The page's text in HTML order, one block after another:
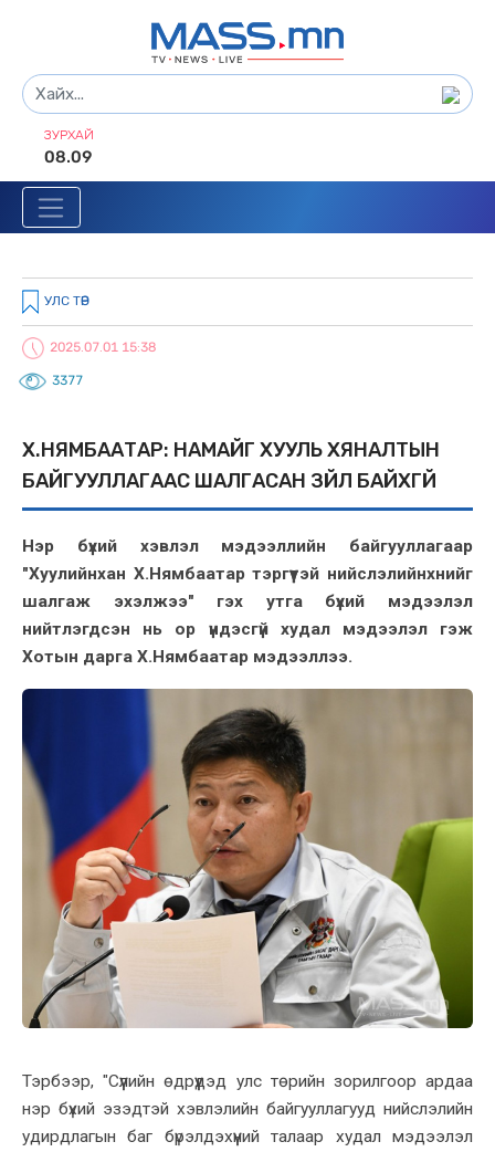
ЗУРХАЙ
08.09
УЛС ТӨР
2025.07.01 15:38
3377
Х.НЯМБААТАР: НАМАЙГ ХУУЛЬ ХЯНАЛТЫН
БАЙГУУЛЛАГААС ШАЛГАСАН ЗҮЙЛ БАЙХГҮЙ
Нэр бүхий хэвлэл мэдээллийн байгууллагаар
"Хуулийнхан Х.Нямбаатар тэргүүтэй нийслэлийнхнийг
шалгаж эхэлжээ" гэх утга бүхий мэдээлэл
нийтлэгдсэн нь ор үндэсгүй худал мэдээлэл гэж
Хотын дарга Х.Нямбаатар мэдээллээ.
Тэрбээр, "Сүүлийн өдрүүдэд улс төрийн зорилгоор ардаа
нэр бүхий эзэдтэй хэвлэлийн байгууллагууд нийслэлийн
удирдлагын баг бүрэлдэхүүний талаар худал мэдээлэл